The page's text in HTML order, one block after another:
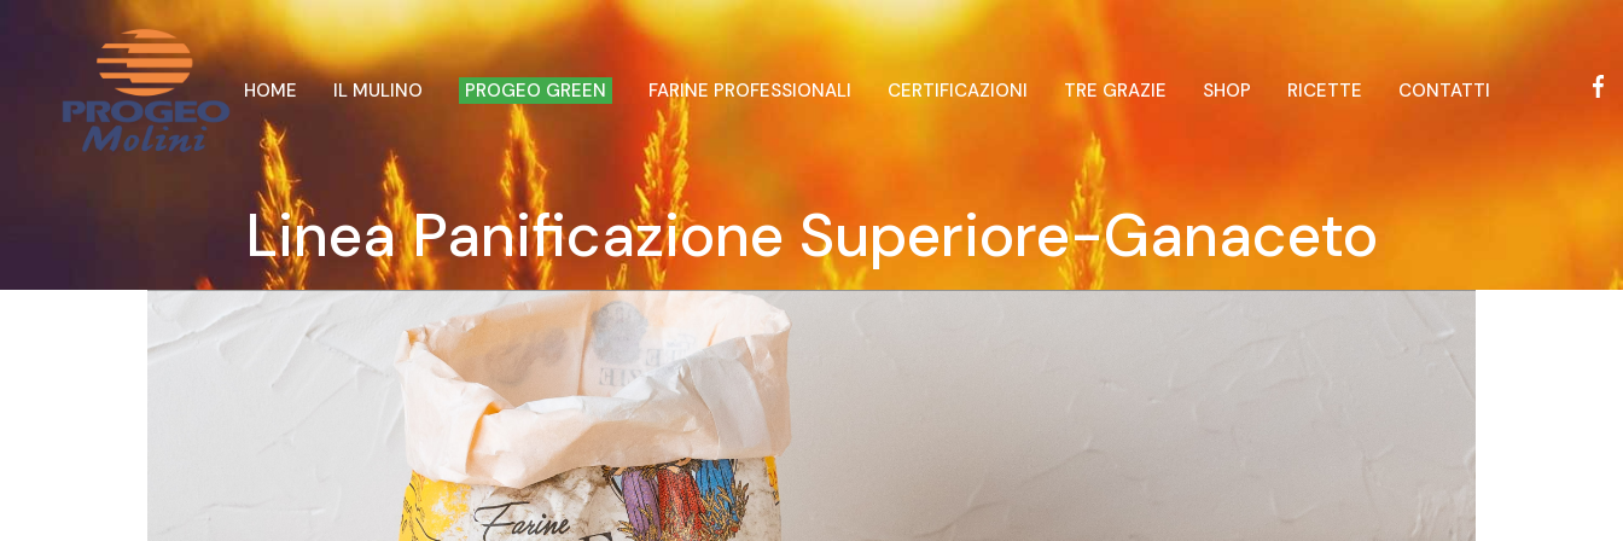
HOME IL MULINO PROGEO GREEN FARINE PROFESSIONALI CERTIFICAZIONI TRE GRAZIE SHOP RICETTE CONTATTI
Linea Panificazione Superiore-Ganaceto